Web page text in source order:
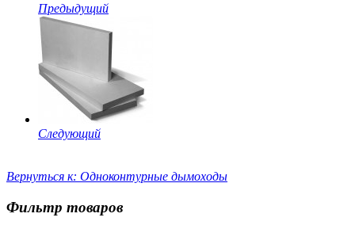
Предыдущий
Следующий
Вернуться к: Одноконтурные дымоходы
Фильтр товаров